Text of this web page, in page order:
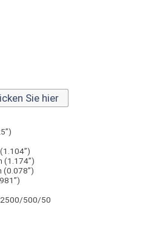
Sie hier
(1.174”)
(0.078”)
2500/500/50